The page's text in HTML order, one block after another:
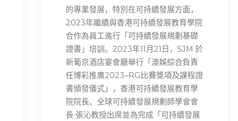
的專業發展，特別在可持續發展方面，
2023年繼續與香港可持續發展教育學院
合作為員工進行「可持續發展規劃基礎
證書」培訓。2023年11月21日，SJM 於
新葡京酒店宴會廳舉行「澳娛綜合負責
任博彩推廣2023–RG比賽獎項及課程證
書頒發儀式」，香港可持續發展教育學
院院長、全球可持續發展規劃師學會會
長 張沁教授出席並為完成「可持續發展